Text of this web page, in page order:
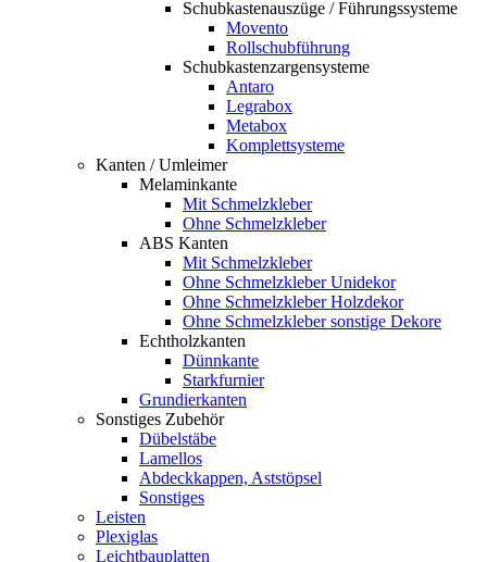
Schubkastenauszüge / Führungssysteme
Movento
Rollschubführung
Schubkastenzargensysteme
Antaro
Legrabox
Metabox
Komplettsysteme
Kanten / Umleimer
Melaminkante
Mit Schmelzkleber
Ohne Schmelzkleber
ABS Kanten
Mit Schmelzkleber
Ohne Schmelzkleber Unidekor
Ohne Schmelzkleber Holzdekor
Ohne Schmelzkleber sonstige Dekore
Echtholzkanten
Dünnkante
Starkfurnier
Grundierkanten
Sonstiges Zubehör
Dübelstäbe
Lamellos
Abdeckkappen, Aststöpsel
Sonstiges
Leisten
Plexiglas
Leichtbauplatten